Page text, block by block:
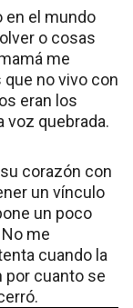
en el mundo
o cosas
me
no vivo con
eran los
voz quebrada.
corazón con
un vínculo
un poco
me
cuando la
por cuanto se